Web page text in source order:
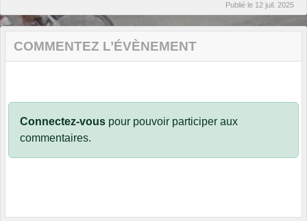
Publié le 12 juil. 2025
COMMENTEZ L’ÉVÈNEMENT
Connectez-vous pour pouvoir participer aux
commentaires.